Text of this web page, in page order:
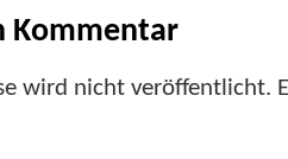
Kommentar
wird nicht veröffentlicht.